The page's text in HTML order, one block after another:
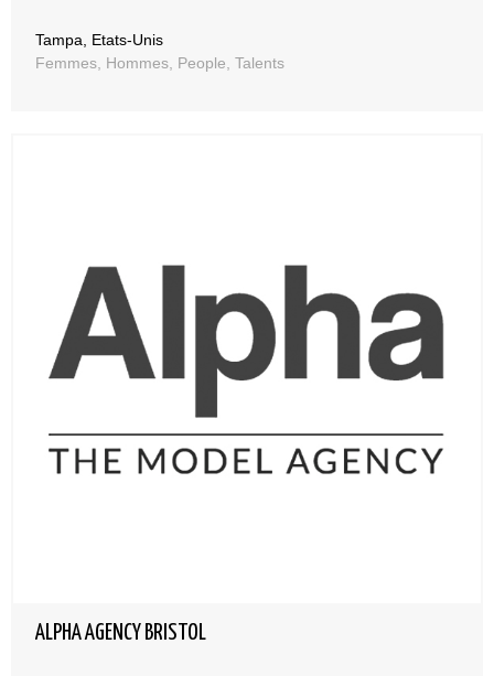
Tampa, Etats-Unis
Femmes, Hommes, People, Talents
ALPHA AGENCY BRISTOL